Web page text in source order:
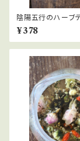
¥378